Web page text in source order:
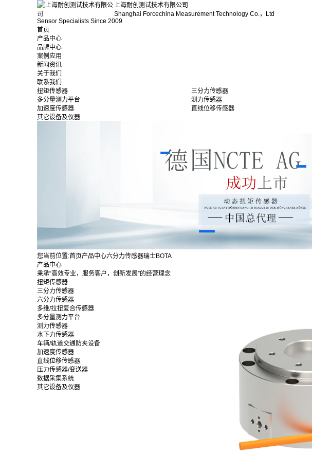
上海耐创测试技术有限公司
Shanghai Forcechina Measurement Technology Co.，Ltd
Sensor Specialists Since 2009
首页
产品中心
品牌中心
案例应用
新闻资讯
关于我们
联系我们
扭矩传感器
三分力传感器
多分量测力平台
测力传感器
加速度传感器
直线位移传感器
其它设备及仪器
您当前位置:首页产品中心六分力传感器瑞士BOTA
产品中心
秉承“高效专业，服务客户，创新发展”的经营理念
扭矩传感器
三分力传感器
六分力传感器
多维/拉扭复合传感器
多分量测力平台
测力传感器
水下力传感器
车辆/轨道交通防夹设备
加速度传感器
直线位移传感器
压力传感器/变送器
数据采集系统
其它设备及仪器